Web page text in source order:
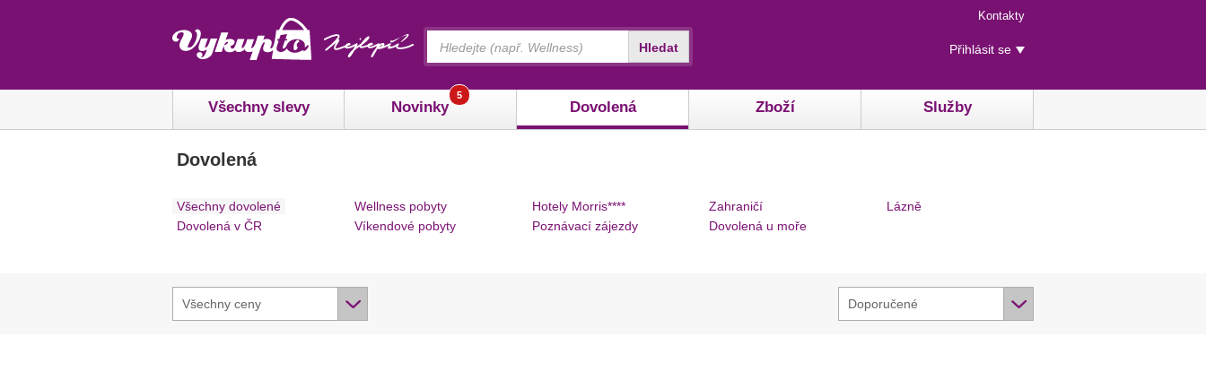
Menu
rychlého
přístupu
Kontakty
Uživatelské
menu
Přihlásit se
Všechny slevy Novinky
5
Dovolená Zboží Služby
Hledat
Dovolená
Všechny dovolené
Dovolená v ČR
Wellness pobyty
Víkendové pobyty
Hotely Morris****
Poznávací zájezdy
Zahraničí
Dovolená u moře
Lázně
Všechny ceny Doporučené